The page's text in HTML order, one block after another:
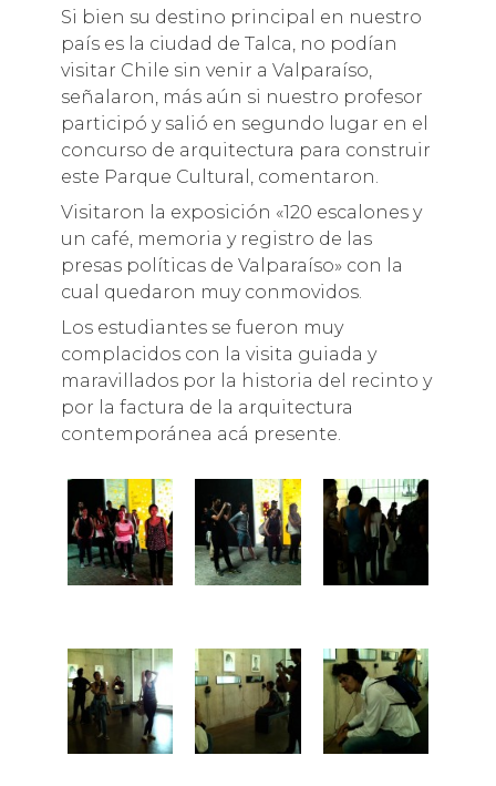
Si bien su destino principal en nuestro
país es la ciudad de Talca, no podían
visitar Chile sin venir a Valparaíso,
señalaron, más aún si nuestro profesor
participó y salió en segundo lugar en el
concurso de arquitectura para construir
este Parque Cultural, comentaron.
Visitaron la exposición «120 escalones y
un café, memoria y registro de las
presas políticas de Valparaíso» con la
cual quedaron muy conmovidos.
Los estudiantes se fueron muy
complacidos con la visita guiada y
maravillados por la historia del recinto y
por la factura de la arquitectura
contemporánea acá presente.